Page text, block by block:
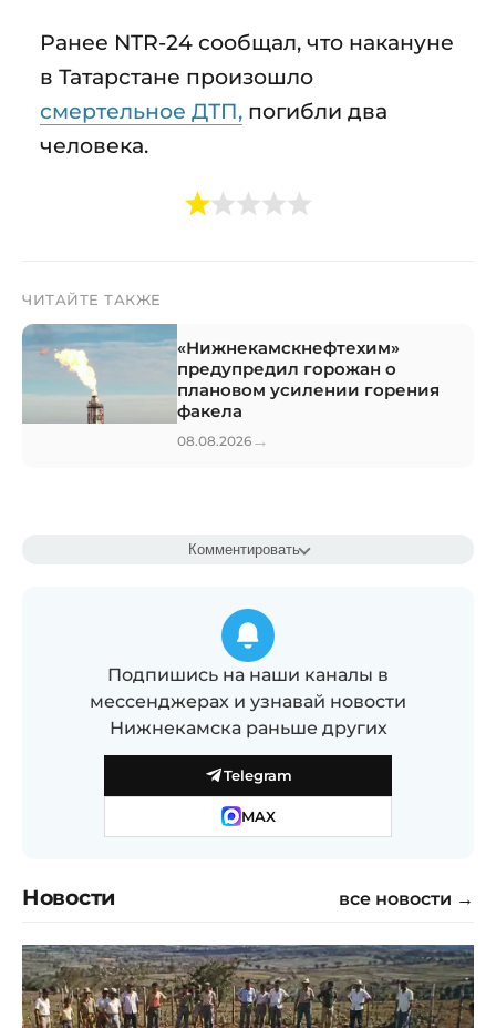
Ранее NTR-24 сообщал, что накануне
в Татарстане произошло
смертельное ДТП, погибли два
человека.
ЧИТАЙТЕ ТАКЖЕ
«Нижнекамскнефтехим»
предупредил горожан о
плановом усилении горения
факела
08.08.2026 →
Комментировать
Подпишись на наши каналы в
мессенджерах и узнавай новости
Нижнекамска раньше других
Telegram
MAX
Новости все новости →